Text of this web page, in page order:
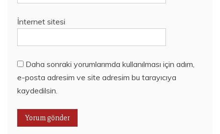
İnternet sitesi
Daha sonraki yorumlarımda kullanılması için adım,
e-posta adresim ve site adresim bu tarayıcıya
kaydedilsin.